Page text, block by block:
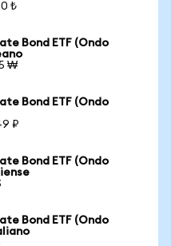
₺
Bond ETF (Ondo
₩
Bond ETF (Ondo
₽
Bond ETF (Ondo
Bond ETF (Ondo